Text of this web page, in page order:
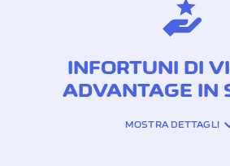
INFORTUNI DI
ADVANTAGE IN
MOSTRA DETTAGLI